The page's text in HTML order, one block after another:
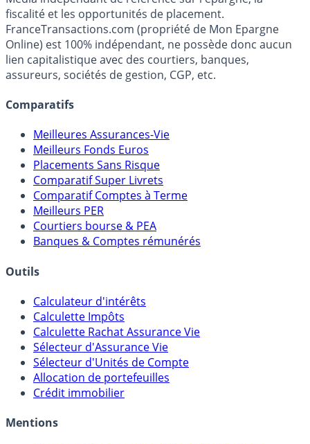
fiscalité et les opportunités de placement.
FranceTransactions.com (propriété de Mon Epargne
Online) est 100% indépendant, ne possède donc aucun
lien capitalistique avec des courtiers, banques,
assureurs, sociétés de gestion, CGP, etc.
Comparatifs
Meilleures Assurances-Vie
Meilleurs Fonds Euros
Placements Sans Risque
Comparatif Super Livrets
Comparatif Comptes à Terme
Meilleurs PER
Courtiers bourse & PEA
Banques & Comptes rémunérés
Outils
Calculateur d'intérêts
Calculette Impôts
Calculette Rachat Assurance Vie
Sélecteur d'Assurance Vie
Sélecteur d'Unités de Compte
Allocation de portefeuilles
Crédit immobilier
Mentions